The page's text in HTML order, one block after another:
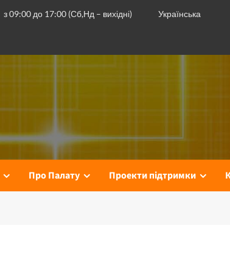
з 09:00 до 17:00 (Сб,Нд – вихідні) Українська
Про Палату Проекти підтримки